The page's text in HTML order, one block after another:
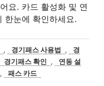
요. 카드 활성화 및 연
한눈에 확인하세요.
, 경기패스 사용법 ,
경
경기패스 확인 ,
연동 설
, 패스 카드